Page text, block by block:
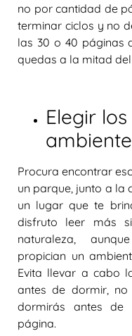
no por cantidad de
terminar ciclos y no
las 30 o 40 páginas
quedas a la mitad
Elegir
Procura encontrar
un parque, junto a la
un lugar que te
disfruto leer más
naturaleza,
propician un
Evita llevar a cabo
antes de dormir,
dormirás antes de
página.